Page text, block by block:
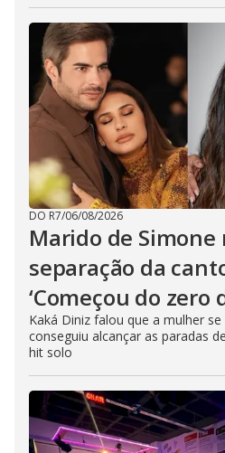
DO R7/06/08/2026
Marido de Simone
separação da
‘Começou do zero
Kaká Diniz falou que a mulher
conseguiu alcançar as paradas
hit solo